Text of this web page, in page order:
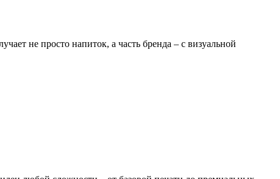
не просто напиток, а часть бренда – с визуальной